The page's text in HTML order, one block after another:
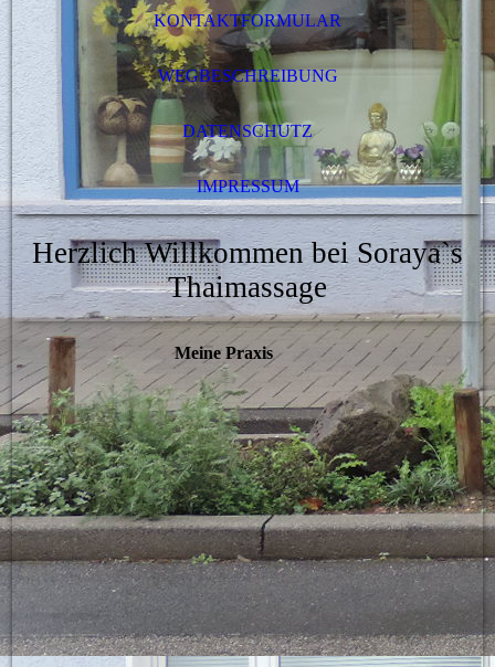
KONTAKTFORMULAR
WEGBESCHREIBUNG
DATENSCHUTZ
IMPRESSUM
Herzlich Willkommen bei Soraya`s
Thaimassage
Meine Praxis